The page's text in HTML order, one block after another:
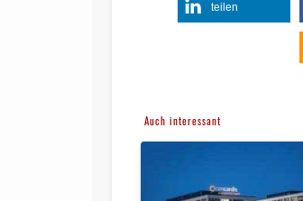
teilen
Auch interessant